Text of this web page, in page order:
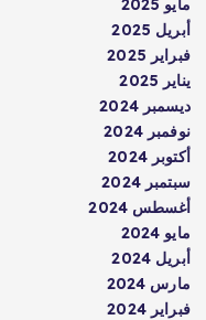
مايو 2025
أبريل 2025
فبراير 2025
يناير 2025
ديسمبر 2024
نوفمبر 2024
أكتوبر 2024
سبتمبر 2024
أغسطس 2024
مايو 2024
أبريل 2024
مارس 2024
فبراير 2024